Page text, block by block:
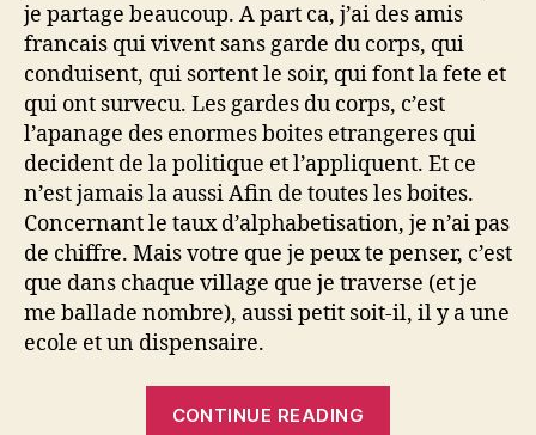
je partage beaucoup. A part ca, j’ai des amis
francais qui vivent sans garde du corps, qui
conduisent, qui sortent le soir, qui font la fete et
qui ont survecu. Les gardes du corps, c’est
l’apanage des enormes boites etrangeres qui
decident de la politique et l’appliquent. Et ce
n’est jamais la aussi Afin de toutes les boites.
Concernant le taux d’alphabetisation, je n’ai pas
de chiffre. Mais votre que je peux te penser, c’est
que dans chaque village que je traverse (et je
me ballade nombre), aussi petit soit-il, il y a une
ecole et un dispensaire.
CONTINUE READING